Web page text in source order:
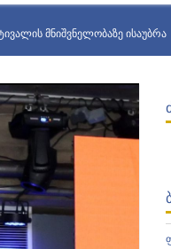
მნიშვნელობაზე ისაუბრა